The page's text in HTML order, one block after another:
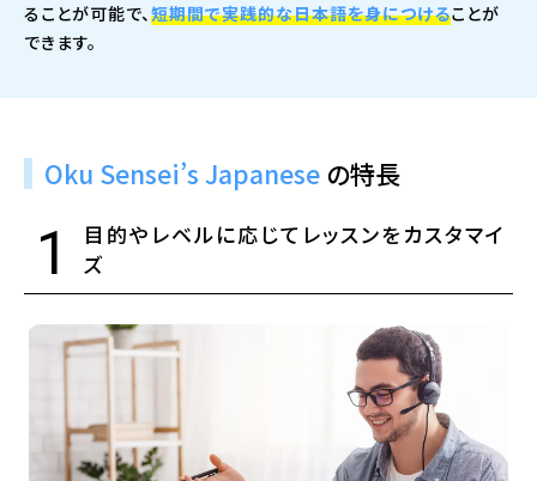
ることが可能で、短期間で実践的な日本語を身につけることが
できます。
Oku Sensei’s Japanese の特長
1
目的やレベルに応じてレッスンをカスタマイ
ズ